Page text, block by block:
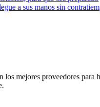
a sus manos sin
los mejores proveedores para